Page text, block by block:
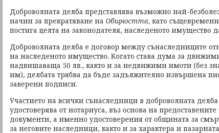
Доброволната делба представлява възможно най-
начин за прекратяване на Общността, като
постига целта на законодателя, наследеното имущество
Доброволната делба е договор между сънаследниците
на наследеното имущество. Когато става дума за
надвишаваща 50 лв., както и за недвижими имоти (без
им), делбата трябва да бъде задължително извършена
заверени подписи.
Участието на всички сънаследници в доброволната
удостоверява от нотариуса, въз основа на
документи, а именно удостоверения от общината за
за неговите наследници, както и за характера и